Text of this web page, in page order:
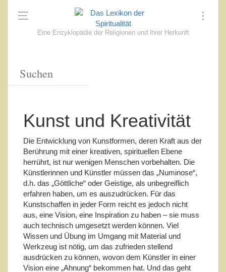
Eine Enzyklopädie der Religionen und ihrer Herkunft
Kunst und Kreativität
Die Entwicklung von Kunstformen, deren Kraft aus der
Berührung mit einer kreativen, spirituellen Ebene
herrührt, ist nur wenigen Menschen vorbehalten. Die
Künstlerinnen und Künstler müssen das „Numinose“,
d.h. das „Göttliche“ oder Geistige, als unbegreiflich
erfahren haben, um es auszudrücken. Für das
Kunstschaffen in jeder Form reicht es jedoch nicht
aus, eine Vision, eine Inspiration zu haben – sie muss
auch technisch umgesetzt werden können. Viel
Wissen und Übung im Umgang mit Material und
Werkzeug ist nötig, um das zufrieden stellend
ausdrücken zu können, wovon dem Künstler in einer
Vision eine „Ahnung“ bekommen hat. Und das geht